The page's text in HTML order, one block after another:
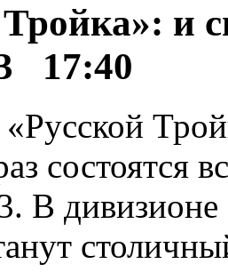
Тройка»: и
17:40
состоятся
В дивизионе